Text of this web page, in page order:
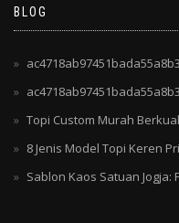
BLOG
Topi Custom Murah
8 Jenis Model Topi Keren
Sablon Kaos Satuan Jogja: